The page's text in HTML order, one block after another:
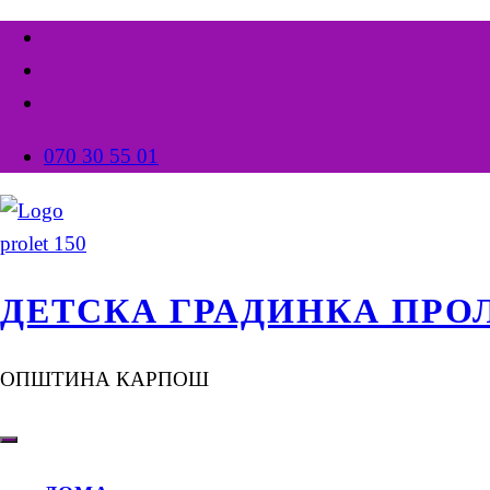
070 30 55 01
ДЕТСКА ГРАДИНКА
ОПШТИНА КАРПОШ